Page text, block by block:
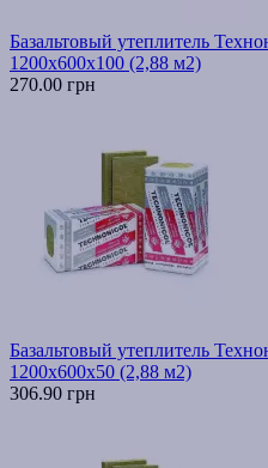
Базальтовый утеплитель
1200х600х100 (2,88 м2)
270.00 грн
Базальтовый утеплитель
1200х600х50 (2,88 м2)
306.90 грн